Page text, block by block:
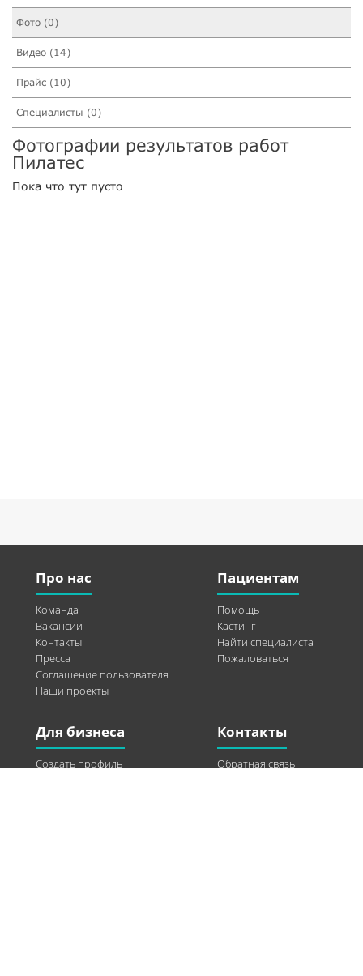
Фото (0)
Видео (14)
Прайс (10)
Специалисты (0)
Фотографии результатов работ
Пилатес
Пока что тут пусто
Про нас
Команда
Вакансии
Контакты
Пресса
Соглашение пользователя
Наши проекты
Пациентам
Помощь
Кастинг
Найти специалиста
Пожаловаться
Для бизнеса
Создать профиль
Контакты
Обратная связь